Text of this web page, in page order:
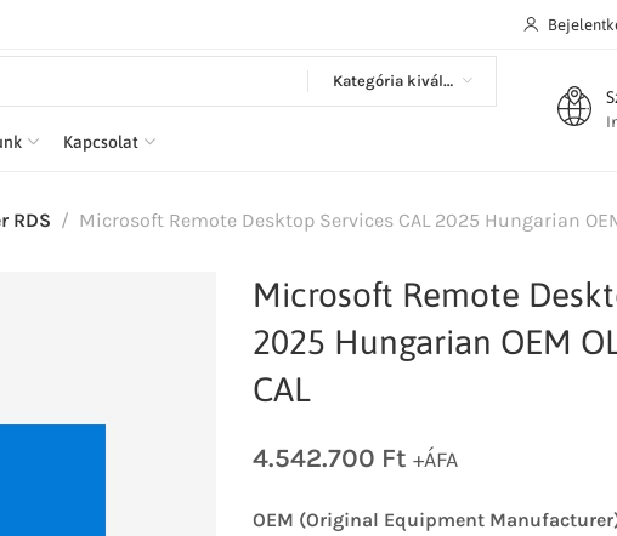
Kategória kiválasztása
Kapcsolat
RDS Microsoft Remote Desktop Services CAL 2025 Hungarian
Microsoft Remote
2025 Hungarian OEM
CAL
4.542.700 Ft +ÁFA
OEM (Original Equipment